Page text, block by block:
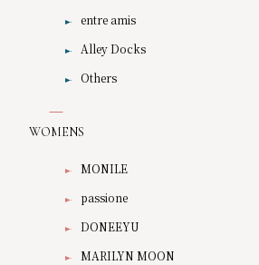
entre amis
Alley Docks
Others
WOMENS
MONILE
passione
DONEEYU
MARILYN MOON